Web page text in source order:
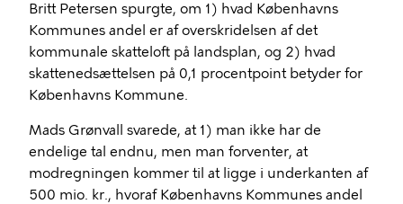
Britt Petersen spurgte, om 1) hvad Københavns
Kommunes andel er af overskridelsen af det
kommunale skatteloft på landsplan, og 2) hvad
skattenedsættelsen på 0,1 procentpoint betyder for
Københavns Kommune.
Mads Grønvall svarede, at 1) man ikke har de
endelige tal endnu, men man forventer, at
modregningen kommer til at ligge i underkanten af
500 mio. kr., hvoraf Københavns Kommunes andel